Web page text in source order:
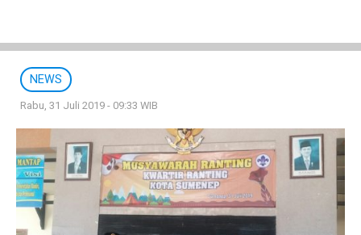
NEWS
Rabu, 31 Juli 2019 - 09:33 WIB